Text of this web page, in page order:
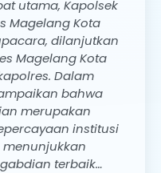
utama, Kapolsek
Magelang Kota
dilanjutkan
Magelang Kota
Dalam
bahwa
merupakan
institusi
terbaik…